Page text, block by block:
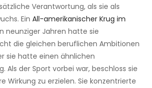
Verantwortung, als sie als
Ein All-amerikanischer Krug im
neunziger Jahren hatte sie
die gleichen beruflichen Ambitionen
sie hatte einen ähnlichen
Als der Sport vorbei war, beschloss sie
Wirkung zu erzielen. Sie konzentrierte